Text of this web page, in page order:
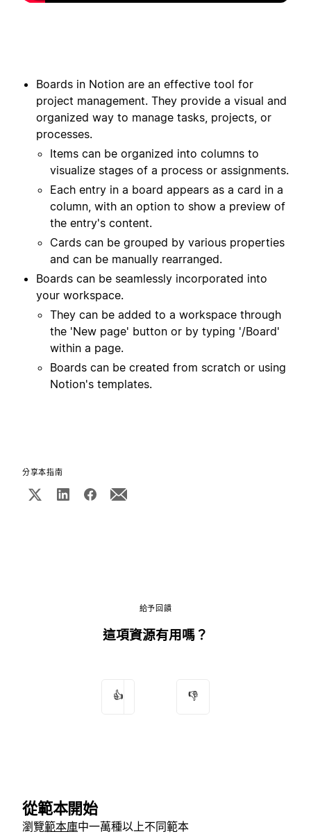
Boards in Notion are an effective tool for
project management. They provide a visual and
organized way to manage tasks, projects, or
processes.
Items can be organized into columns to
visualize stages of a process or assignments.
Each entry in a board appears as a card in a
column, with an option to show a preview of
the entry's content.
Cards can be grouped by various properties
and can be manually rearranged.
Boards can be seamlessly incorporated into
your workspace.
They can be added to a workspace through
the 'New page' button or by typing '/Board'
within a page.
Boards can be created from scratch or using
Notion's templates.
分享本指南
給予回饋
這項資源有用嗎？
👍 👎
從範本開始
瀏覽範本庫中一萬種以上不同範本